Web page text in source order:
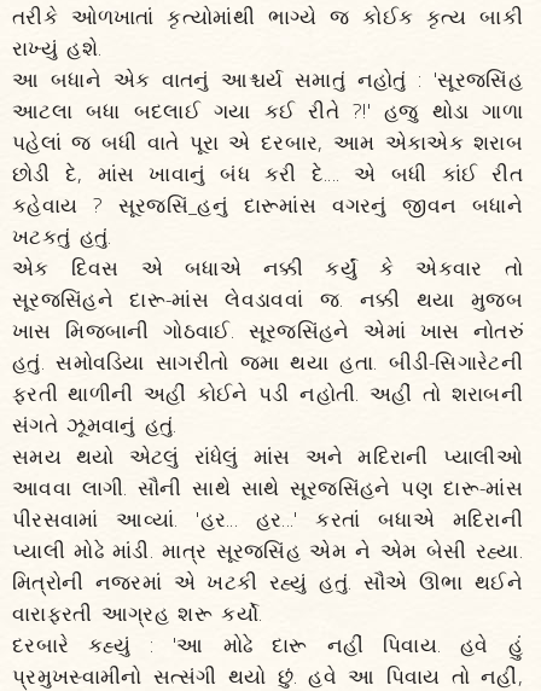
તરીકે ઓળખાતાં કૃત્યોમાંથી ભાગ્યે જ કોઈક કૃત્ય બાકી
રાખ્યું હશે.
આ બધાને એક વાતનું આશ્ચર્ય સમાતું નહોતું : 'સૂરજસિંહ
આટલા બધા બદલાઈ ગયા કઈ રીતે ?!' હજુ થોડા ગાળા
પહેલાં જ બધી વાતે પૂરા એ દરબાર, આમ એકાએક શરાબ
છોડી દે, માંસ ખાવાનું બંધ કરી દે.... એ બધી કાંઈ રીત
કહેવાય ? સૂરજસિં_હનું દારૂમાંસ વગરનું જીવન બધાને
ખટકતું હતું.
એક દિવસ એ બધાએ નક્કી કર્યું કે એકવાર તો
સૂરજસિંહને દારૂ-માંસ લેવડાવવાં જ. નક્કી થયા મુજબ
ખાસ મિજબાની ગોઠવાઈ. સૂરજસિંહને એમાં ખાસ નોતરું
હતું. સમોવડિયા સાગરીતો જમા થયા હતા. બીડી-સિગારેટની
ફરતી થાળીની અહીં કોઈને પડી નહોતી. અહીં તો શરાબની
સંગતે ઝૂમવાનું હતું.
સમય થયો એટલું રાંધેલું માંસ અને મદિરાની પ્યાલીઓ
આવવા લાગી. સૌની સાથે સાથે સૂરજસિંહને પણ દારૂ-માંસ
પીરસવામાં આવ્યાં. 'હર... હર...' કરતાં બધાએ મદિરાની
પ્યાલી મોઢે માંડી. માત્ર સૂરજસિંહ એમ ને એમ બેસી રહ્યા.
મિત્રોની નજરમાં એ ખટકી રહ્યું હતું. સૌએ ઊભા થઈને
વારાફરતી આગ્રહ શરૂ કર્યો.
દરબારે કહ્યું : 'આ મોઢે દારૂ નહીં પિવાય. હવે હું
પ્રમુખસ્વામીનો સત્સંગી થયો છું. હવે આ પિવાય તો નહીં,